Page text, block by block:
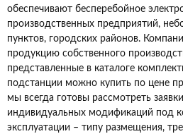
обеспечивают бесперебойное
производственных предприятий,
пунктов, городских районов.
продукцию собственного
представленные в каталоге
подстанции можно купить по цене
мы всегда готовы рассмотреть
индивидуальных модификаций под
эксплуатации – типу размещения,